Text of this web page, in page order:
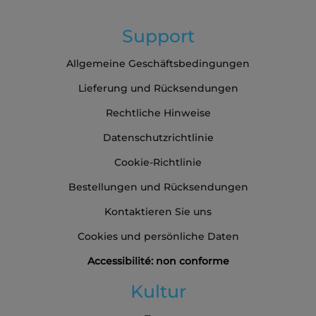
Support
Allgemeine Geschäftsbedingungen
Lieferung und Rücksendungen
Rechtliche Hinweise
Datenschutzrichtlinie
Cookie-Richtlinie
Bestellungen und Rücksendungen
Kontaktieren Sie uns
Cookies und persönliche Daten
Accessibilité: non conforme
Kultur